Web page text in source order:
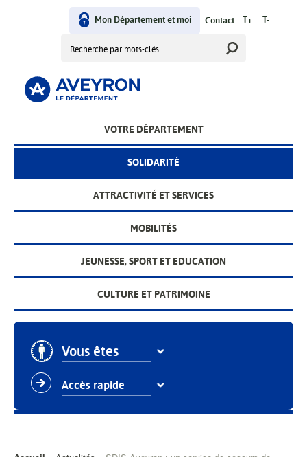
User
menu
Mon Département et moi Contact T+ T-
MainVOTRE DÉPARTEMENT
SOLIDARITÉ
ATTRACTIVITÉ ET SERVICES
MOBILITÉS
JEUNESSE, SPORT ET EDUCATION
CULTURE ET PATRIMOINE
Vous êtes
Accès rapide